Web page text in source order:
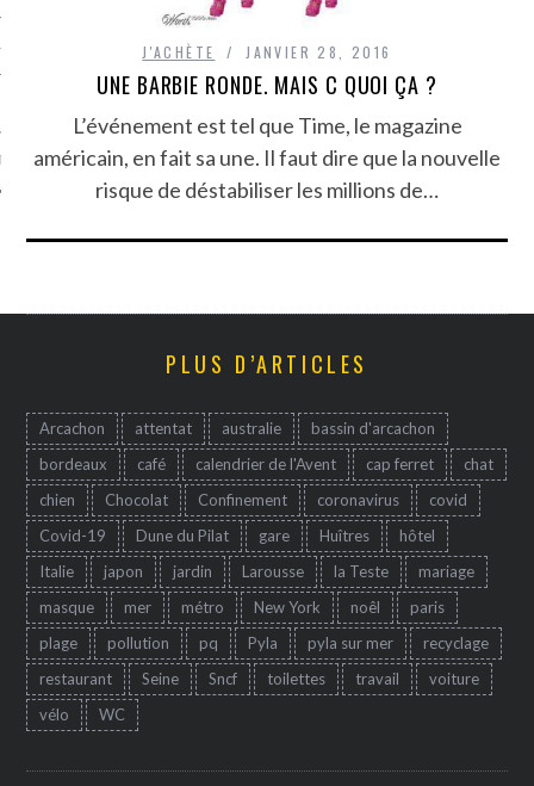
ARCACHON J'ACHÈTE JANVIER 28, 2016
UNE BARBIE RONDE. MAIS C QUOI ÇA ?
L’événement est tel que Time, le magazine
américain, en fait sa une. Il faut dire que la nouvelle
risque de déstabiliser les millions de…
PLUS D’ARTICLES
Arcachon attentat australie
bassin d'arcachon
bordeaux
café calendrier de l'Avent cap ferret
chat
chien
Chocolat Confinement coronavirus
covid
Covid-19
Dune du Pilat gare Huîtres
hôtel
Italie
japon jardin Larousse la Teste
mariage
masque
mer métro New York noêl
paris
plage
pollution pq Pyla pyla sur mer
recyclage
restaurant
Seine Sncf toilettes travail
voiture
vélo
WC